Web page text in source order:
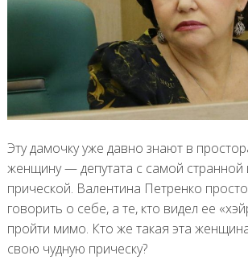
Эту дамочку уже давно знают в
женщину — депутата с самой странной
прической. Валентина Петренко
говорить о себе, а те, кто видел ее
пройти мимо. Кто же такая эта
свою чудную прическу?